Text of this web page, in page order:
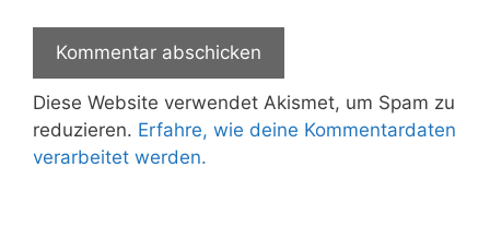
Diese Website verwendet Akismet, um Spam zu
reduzieren. Erfahre, wie deine Kommentardaten
verarbeitet werden.